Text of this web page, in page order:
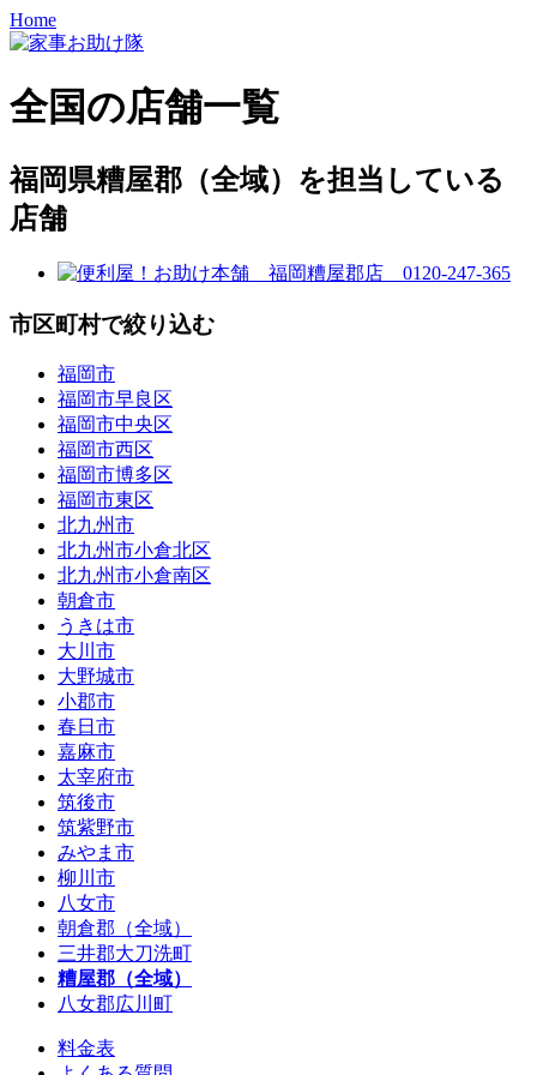
Home
全国の店舗一覧
福岡県糟屋郡（全域）を担当している
店舗
市区町村で絞り込む
福岡市
福岡市早良区
福岡市中央区
福岡市西区
福岡市博多区
福岡市東区
北九州市
北九州市小倉北区
北九州市小倉南区
朝倉市
うきは市
大川市
大野城市
小郡市
春日市
嘉麻市
太宰府市
筑後市
筑紫野市
みやま市
柳川市
八女市
朝倉郡（全域）
三井郡大刀洗町
糟屋郡（全域）
八女郡広川町
料金表